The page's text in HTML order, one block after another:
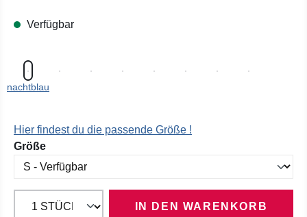
Verfügbar
nachtblau
Hier findest du die passende Größe !
Größeauswählen
IN DEN WARENKORB